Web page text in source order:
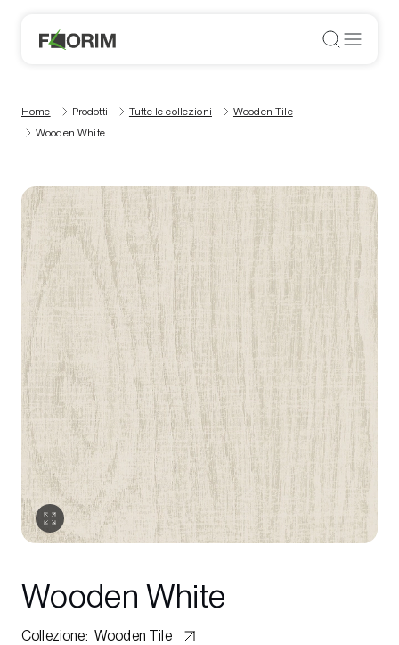
Home Prodotti Tutte le collezioni
Wooden Tile
Wooden White
Wooden White
Collezione: Wooden Tile